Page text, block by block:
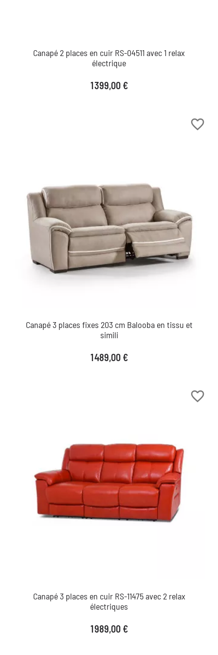
Canapé 2 places en cuir RS-04511 avec 1 relax
électrique
Prix
1 399,00 €
favorite_border
Canapé 3 places fixes 203 cm Balooba en tissu et
simili
Prix
1 489,00 €
favorite_border
Canapé 3 places en cuir RS-11475 avec 2 relax
électriques
Prix
1 989,00 €